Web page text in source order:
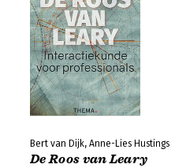
Bert van Dijk, Anne-Lies Hustings
De Roos van Leary